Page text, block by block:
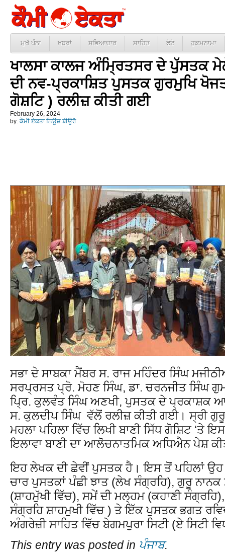
ਮੁਖੱ ਪੰਨਾ ਖ਼ਬਰਾਂ ਸਭਿਆਚਾਰ ਸਾਹਿਤ ਫੋਟੋ ਹੁਕਮਨਾਮਾ
ਖਾਲਸਾ ਕਾਲਜ ਅੰਮ੍ਰਿਤਸਰ ਦੇ ਪੁੱਸਤਕ
ਦੀ ਨਵ-ਪ੍ਰਕਾਸ਼ਿਤ ਪੁਸਤਕ ਗੁਰਮੁਖਿ
ਗੋਸ਼ਟਿ ) ਰਲੀਜ਼ ਕੀਤੀ ਗਈ
February 26, 2024
by: ਕੌਮੀ ਏਕਤਾ ਨਿਊਜ਼ ਬੀਊਰੋ
ਸਭਾ ਦੇ ਸਾਬਕਾ ਮੈਂਬਰ ਸ. ਰਾਜ ਮਹਿੰਦਰ ਸਿੰਘ
ਸਰਪ੍ਰਸਤ ਪ੍ਰੋ. ਮੋਹਣ ਸਿੰਘ, ਡਾ. ਚਰਨਜੀਤ ਸਿੰਘ
ਪ੍ਰਿ. ਕੁਲਵੰਤ ਸਿੰਘ ਅਣਖੀ, ਪੁਸਤਕ ਦੇ ਪ੍ਰਕਾਸ਼ਕ
ਸ. ਕੁਲਦੀਪ ਸਿੰਘ ਵੱਲੋਂ ਰਲੀਜ਼ ਕੀਤੀ ਗਈ। ਸ੍ਰੀ ਗੁਰੂ
ਮਹਲਾ ਪਹਿਲਾ ਵਿੱਚ ਲਿਖੀ ਬਾਣੀ ਸਿੱਧ ਗੋਸ਼ਿਟ ‘ਤੇ
ਇਲਾਵਾ ਬਾਣੀ ਦਾ ਆਲੋਚਨਾਤਮਿਕ ਅਧਿਐਨ ਪੇਸ਼
ਇਹ ਲੇਖਕ ਦੀ ਛੇਵੀਂ ਪੁਸਤਕ ਹੈ। ਇਸ ਤੋਂ ਪਹਿਲਾਂ ਉਹ
ਚਾਰ ਪੁਸਤਕਾਂ ਪੰਛੀ ਝਾਤ (ਲੇਖ ਸੰਗ੍ਰਹਿ), ਗੁਰੂ ਨਾਨਕ
(ਸ਼ਾਹਮੁੱਖੀ ਵਿੱਚ), ਸਮੇਂ ਦੀ ਮਲ੍ਹਮ (ਕਹਾਣੀ
ਸੰਗ੍ਰਹਿ ਸ਼ਾਹਮੁਖੀ ਵਿੱਚ ) ਤੇ ਇੱਕ ਪੁਸਤਕ ਭਗਤ
ਅੰਗਰੇਜ਼ੀ ਸਾਹਿਤ ਵਿੱਚ ਬੇਗਮਪੁਰਾ ਸਿਟੀ (ਏ ਸਿਟੀ
This entry was posted in ਪੰਜਾਬ.